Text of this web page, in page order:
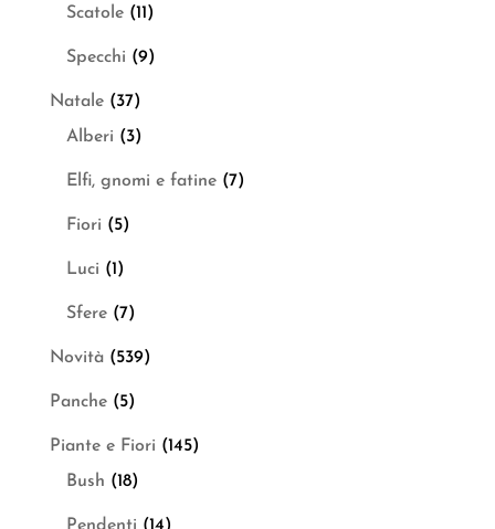
Scatole (11)
Specchi (9)
Natale (37)
Alberi (3)
Elfi, gnomi e fatine (7)
Fiori (5)
Luci (1)
Sfere (7)
Novità (539)
Panche (5)
Piante e Fiori (145)
Bush (18)
Pendenti (14)